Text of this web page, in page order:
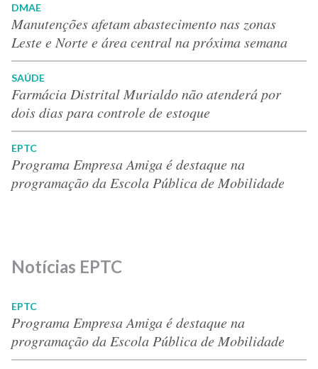
DMAE
Manutenções afetam abastecimento nas zonas
Leste e Norte e área central na próxima semana
SAÚDE
Farmácia Distrital Murialdo não atenderá por
dois dias para controle de estoque
EPTC
Programa Empresa Amiga é destaque na
programação da Escola Pública de Mobilidade
Notícias EPTC
EPTC
Programa Empresa Amiga é destaque na
programação da Escola Pública de Mobilidade